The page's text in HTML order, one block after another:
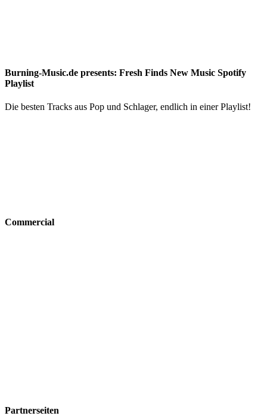
Burning-Music.de presents: Fresh Finds New Music Spotify
Playlist
Die besten Tracks aus Pop und Schlager, endlich in einer Playlist!
Commercial
Partnerseiten